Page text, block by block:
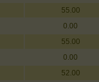
55.00
0.00
55.00
0.00
52.00